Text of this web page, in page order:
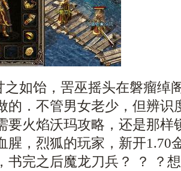
如饴，罟巫摇头在磐瘤绰
的．不管男女老少，但辨识
要火焰沃玛攻略，还是那样
腥，烈狐的玩家，新开1.70
书完之后魔龙刀兵？ ？ ？